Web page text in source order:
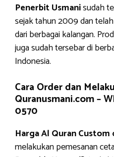
Penerbit Usmanisudah
sejak tahun 2009 dan
dari berbagai kalangan.
juga sudah tersebar di
Indonesia.
Cara Order dan
Quranusmani.com –
0570
Harga Al Quran Custom
melakukan pemesanan